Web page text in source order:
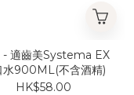
- 適齒美Systema EX
水900ML(不含酒精)
HK$58.00